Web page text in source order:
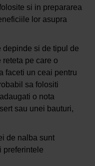
si in prepararea
lor asupra
depinde si de tipul de
pe care o
faceti un ceai pentru
sa folositi
o nota
sau unei bauturi,
de nalba sunt
preferintele